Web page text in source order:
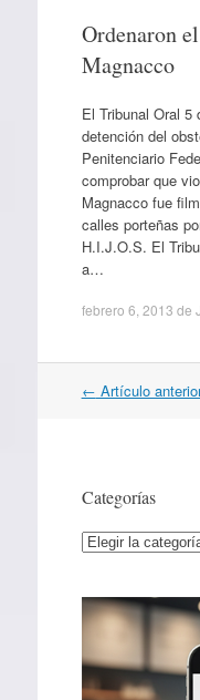
Ordenaron
Magnacco
El Tribunal Oral 5
detención del
Penitenciario
comprobar que
Magnacco fue
calles porteñas
H.I.J.O.S. El
a…
febrero 6, 2013 de
Navegación
← Artículo
Categorías
Categorías